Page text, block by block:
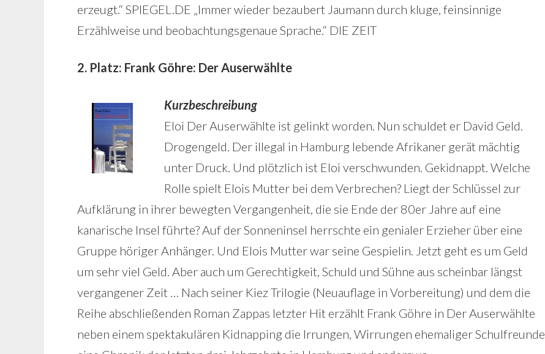
erzeugt.“ SPIEGEL.DE „Immer wieder bezaubert Jaumann durch kluge, feinsinnige
Erzählweise und beobachtungsgenaue Sprache.“ DIE ZEIT
2. Platz: Frank Göhre: Der Auserwählte
Kurzbeschreibung
Eloi Der Auserwählte ist gelinkt worden. Nun schuldet er David Geld.
Drogengeld. Der illegal in Hamburg lebende Afrikaner gerät mächtig
unter Druck. Und plötzlich ist Eloi verschwunden. Gekidnappt. Welche
Rolle spielt Elois Mutter bei dem Verbrechen? Liegt der Schlüssel zur
Aufklärung in ihrer bewegten Vergangenheit, die sie Ende der 80er Jahre auf eine
kanarische Insel führte? Auf der Sonneninsel herrschte ein genialer Erzieher über eine
Gruppe höriger Anhänger. Und Elois Mutter war seine Gespielin. Jetzt geht es um Geld
um sehr viel Geld. Aber auch um Gerechtigkeit, Schuld und Sühne aus scheinbar längst
vergangener Zeit … Nach seiner Kiez Trilogie (Neuauflage in Vorbereitung) und dem die
Reihe abschließenden Roman Zappas letzter Hit erzählt Frank Göhre in Der Auserwählte
neben einem spektakulären Kidnapping die Irrungen, Wirrungen ehemaliger Schulfreunde